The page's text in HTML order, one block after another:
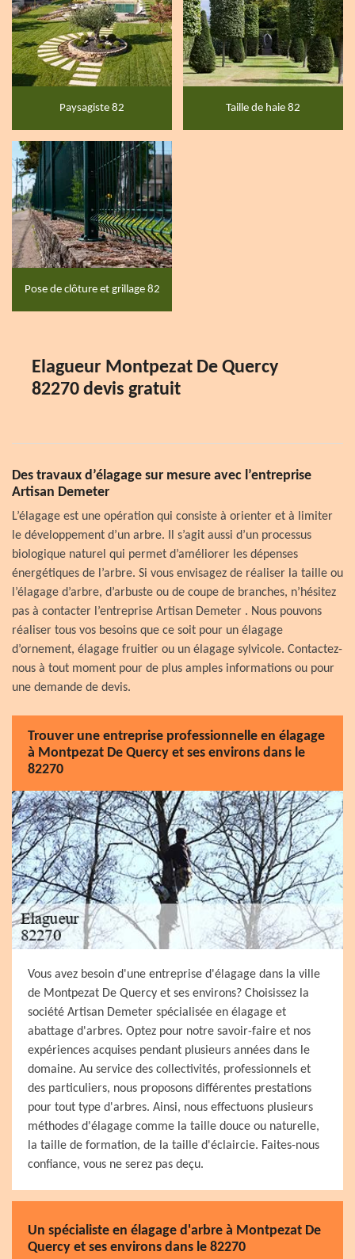
Paysagiste 82 Taille de haie 82
Pose de clôture et grillage 82
Elagueur Montpezat De Quercy
82270 devis gratuit
Des travaux d’élagage sur mesure avec l’entreprise
Artisan Demeter
L’élagage est une opération qui consiste à orienter et à limiter
le développement d’un arbre. Il s’agit aussi d’un processus
biologique naturel qui permet d’améliorer les dépenses
énergétiques de l’arbre. Si vous envisagez de réaliser la taille ou
l’élagage d’arbre, d’arbuste ou de coupe de branches, n’hésitez
pas à contacter l’entreprise Artisan Demeter . Nous pouvons
réaliser tous vos besoins que ce soit pour un élagage
d’ornement, élagage fruitier ou un élagage sylvicole. Contactez-
nous à tout moment pour de plus amples informations ou pour
une demande de devis.
Trouver une entreprise professionnelle en élagage
à Montpezat De Quercy et ses environs dans le
82270
Vous avez besoin d'une entreprise d'élagage dans la ville
de Montpezat De Quercy et ses environs? Choisissez la
société Artisan Demeter spécialisée en élagage et
abattage d'arbres. Optez pour notre savoir-faire et nos
expériences acquises pendant plusieurs années dans le
domaine. Au service des collectivités, professionnels et
des particuliers, nous proposons différentes prestations
pour tout type d'arbres. Ainsi, nous effectuons plusieurs
méthodes d'élagage comme la taille douce ou naturelle,
la taille de formation, de la taille d'éclaircie. Faites-nous
confiance, vous ne serez pas deçu.
Un spécialiste en élagage d'arbre à Montpezat De
Quercy et ses environs dans le 82270